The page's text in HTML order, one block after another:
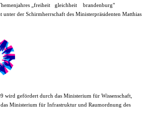
„freiheit gleichheit brandenburg"
unter der Schirmherrschaft des Ministerpräsidenten Matthias
wird gefördert durch das Ministerium für Wissenschaft,
Ministerium für Infrastruktur und Raumordnung des